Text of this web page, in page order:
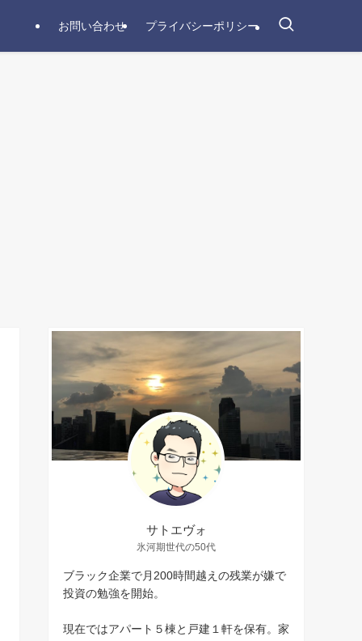
お問い合わせ プライバシーポリシー
サトエヴォ
氷河期世代の50代
ブラック企業で月200時間越えの残業が嫌で
投資の勉強を開始。
現在ではアパート５棟と戸建１軒を保有。家